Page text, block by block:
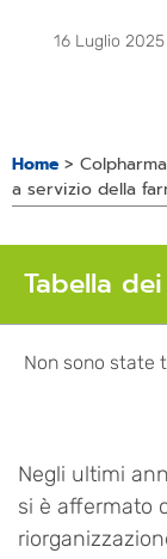
16 Luglio 2025
Home >
a servizio della
Tabella
Non sono state
Negli ultimi
si è affermato